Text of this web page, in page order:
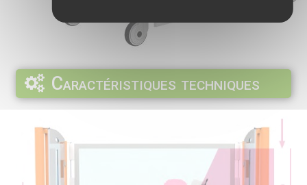
Caractéristiques techniques